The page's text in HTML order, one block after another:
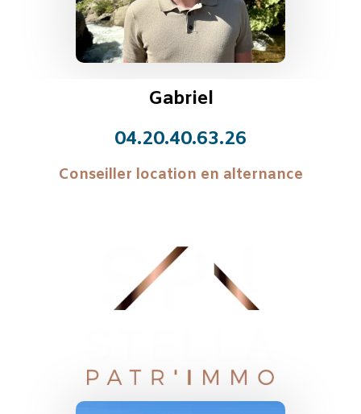
Gabriel
04.20.40.63.26
Conseiller location en alternance